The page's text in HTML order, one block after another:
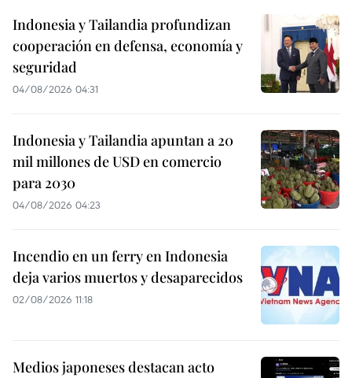
Indonesia y Tailandia profundizan
cooperación en defensa, economía y
seguridad
04/08/2026 04:31
Indonesia y Tailandia apuntan a 20
mil millones de USD en comercio
para 2030
04/08/2026 04:23
Incendio en un ferry en Indonesia
deja varios muertos y desaparecidos
02/08/2026 11:18
Medios japoneses destacan acto